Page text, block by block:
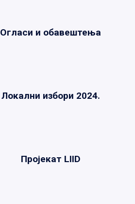
Огласи и обавештења
Локални избори 2024.
Пројекат LIID